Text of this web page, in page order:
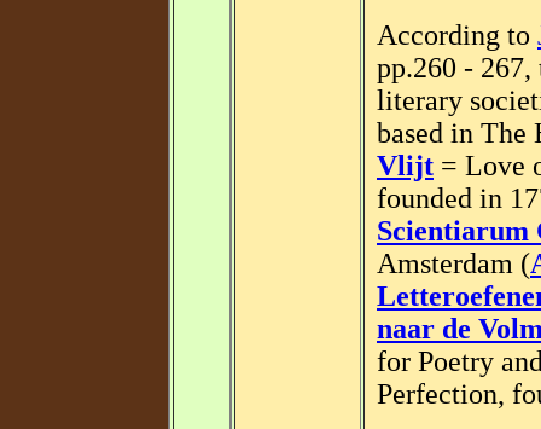
According to
pp.260 -
literary
based in The
Vlijt = Love
founded in
Scientiarum
Amsterdam (
naar de
for Poetry
Perfection,